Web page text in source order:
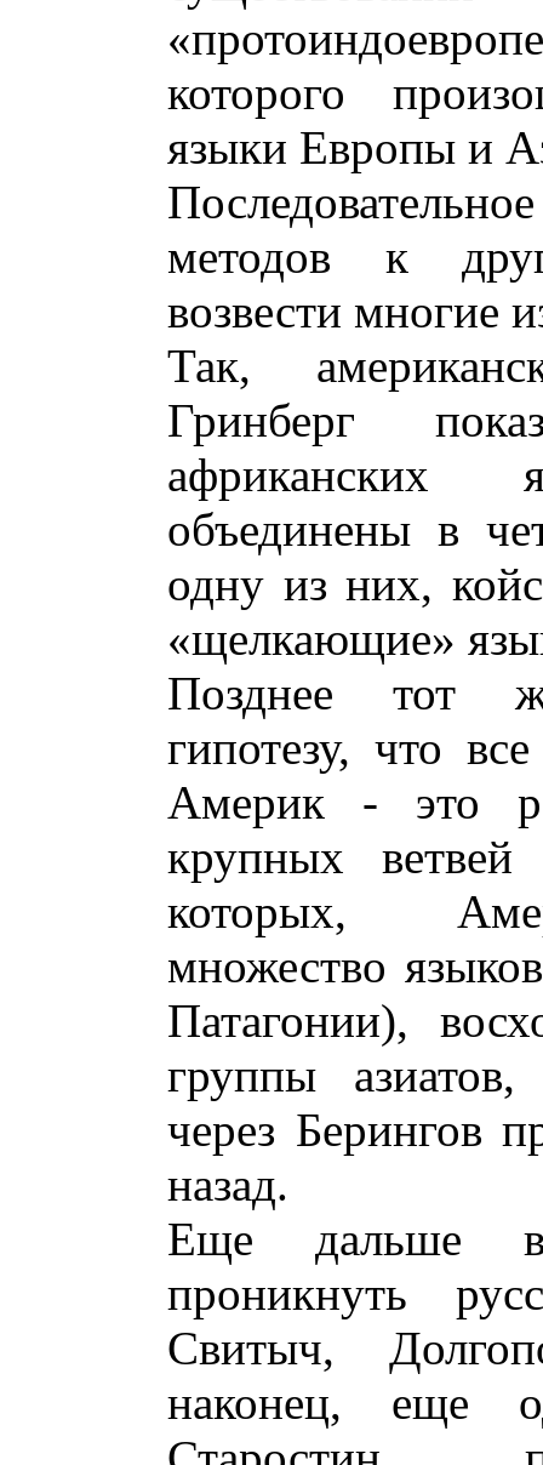
которого
языки Европы и
методов к
возвести многие
Так,
Гринберг
объединены в
одну из них,
«щелкающие»
Позднее тот
гипотезу, что
Америк - это
крупных
которых,
множество
Патагонии),
группы
через Берингов
назад.
Еще дальше в
проникнуть
Свитыч,
наконец, еще